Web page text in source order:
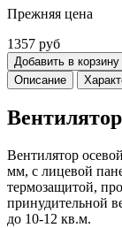
Прежняя цена
1357 руб
Добавить в корзину
Описание
Вентилятор
мм, с лицевой
термозащитой,
принудительной
до 10-12 кв.м.